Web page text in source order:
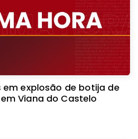
explosão de botija de
Viana do Castelo